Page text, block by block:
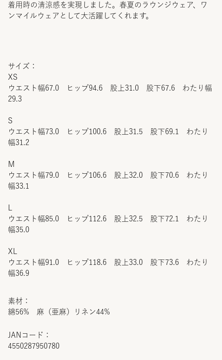
JANコード：
4550287950780
着用時の清涼感を実現しました。春夏のラウンジウェア、ワ
ンマイルウェアとして大活躍してくれます。
サイズ：
XS
ウエスト幅67.0 ヒップ94.6 股上31.0 股下67.6 わたり幅
29.3
S
ウエスト幅73.0 ヒップ100.6 股上31.5 股下69.1 わたり
幅31.2
M
ウエスト幅79.0 ヒップ106.6 股上32.0 股下70.6 わたり
幅33.1
ウエスト幅85.0 ヒップ112.6 股上32.5 股下72.1 わたり
幅35.0
XL
ウエスト幅91.0 ヒップ118.6 股上33.0 股下73.6 わたり
幅36.9
素材：
綿56% 麻（亜麻）リネン44%